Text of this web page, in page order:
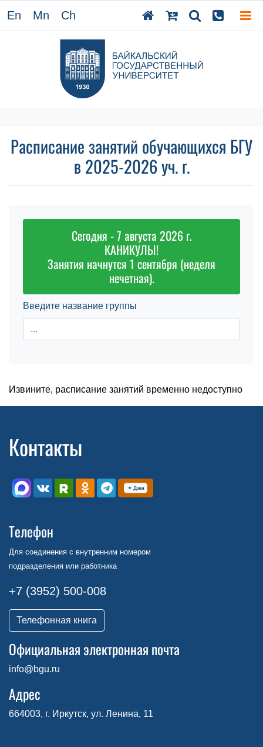
En Mn Ch
Расписание занятий обучающихся БГУ
в 2025-2026 уч. г.
Сегодня - 7 августа 2026 г.
КАНИКУЛЫ!
Занятия начнутся 1 сентября (неделя
нечетная).
Введите название группы
Извините, расписание занятий временно недоступно
Контакты
Телефон
Для соединения с внутренним номером
подразделения или работника
+7 (3952) 500-008
Телефонная книга
Официальная электронная почта
info@bgu.ru
Адрес
664003, г. Иркутск, ул. Ленина, 11